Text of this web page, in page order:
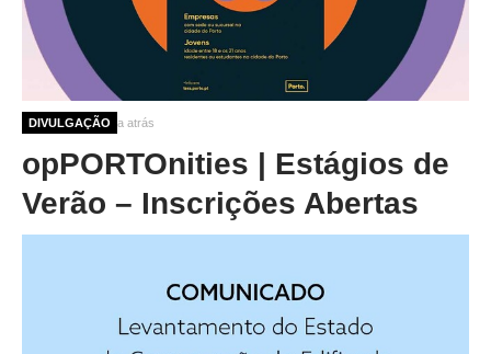
DIVULGAÇÃO
4 meses 1 semana atrás
opPORTOnities | Estágios de
Verão – Inscrições Abertas